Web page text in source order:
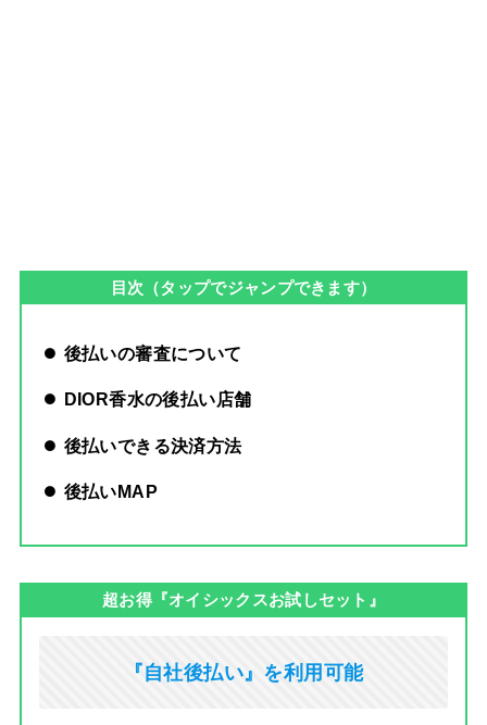
目次（タップでジャンプできます）
後払いの審査について
DIOR香水の後払い店舗
後払いできる決済方法
後払いMAP
超お得『オイシックスお試しセット』
『自社後払い』を利用可能